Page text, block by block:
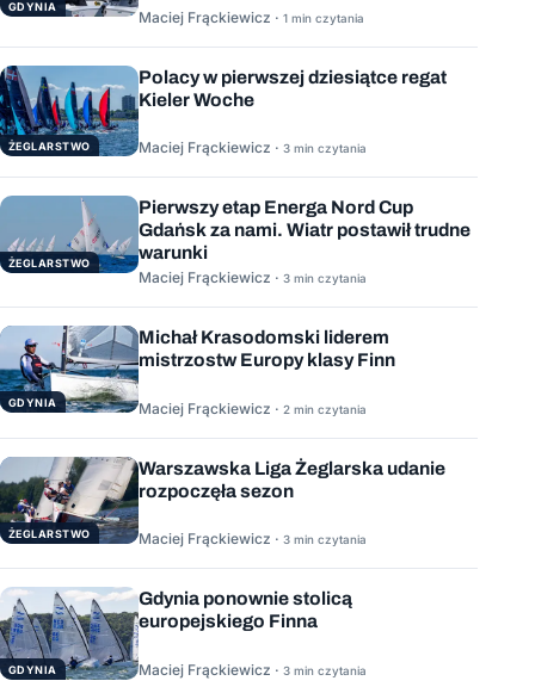
GDYNIA
Maciej Frąckiewicz · 1 min czytania
ŻEGLARSTWO
Polacy w pierwszej dziesiątce regat
Kieler Woche
Maciej Frąckiewicz · 3 min czytania
ŻEGLARSTWO
Pierwszy etap Energa Nord Cup
Gdańsk za nami. Wiatr postawił trudne
warunki
Maciej Frąckiewicz · 3 min czytania
GDYNIA
Michał Krasodomski liderem
mistrzostw Europy klasy Finn
Maciej Frąckiewicz · 2 min czytania
ŻEGLARSTWO
Warszawska Liga Żeglarska udanie
rozpoczęła sezon
Maciej Frąckiewicz · 3 min czytania
GDYNIA
Gdynia ponownie stolicą
europejskiego Finna
Maciej Frąckiewicz · 3 min czytania